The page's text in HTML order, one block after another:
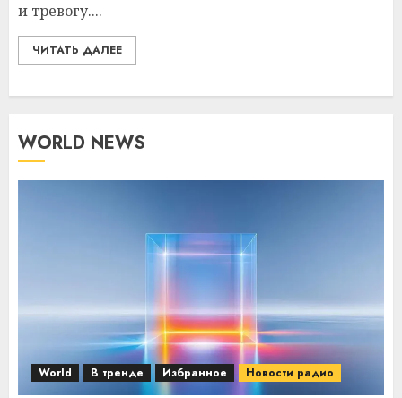
и тревогу....
ЧИТАТЬ ДАЛЕЕ
WORLD NEWS
World В тренде Избранное Новости радио